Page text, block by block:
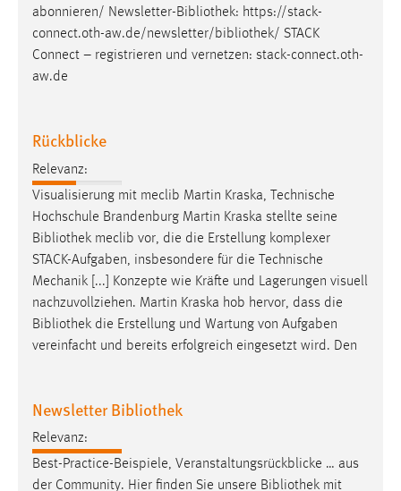
abonnieren/ Newsletter-Bibliothek: https://stack-
connect.oth-aw.de/newsletter/bibliothek/ STACK
Connect – registrieren und vernetzen: stack-connect.oth-
aw.de
Rückblicke
Relevanz:
Visualisierung mit meclib Martin Kraska, Technische
Hochschule Brandenburg Martin Kraska stellte seine
Bibliothek meclib vor, die die Erstellung komplexer
STACK-Aufgaben, insbesondere für die Technische
Mechanik [...] Konzepte wie Kräfte und Lagerungen visuell
nachzuvollziehen. Martin Kraska hob hervor, dass die
Bibliothek die Erstellung und Wartung von Aufgaben
vereinfacht und bereits erfolgreich eingesetzt wird. Den
Newsletter Bibliothek
Relevanz:
Best-Practice-Beispiele, Veranstaltungsrückblicke … aus
der Community. Hier finden Sie unsere Bibliothek mit